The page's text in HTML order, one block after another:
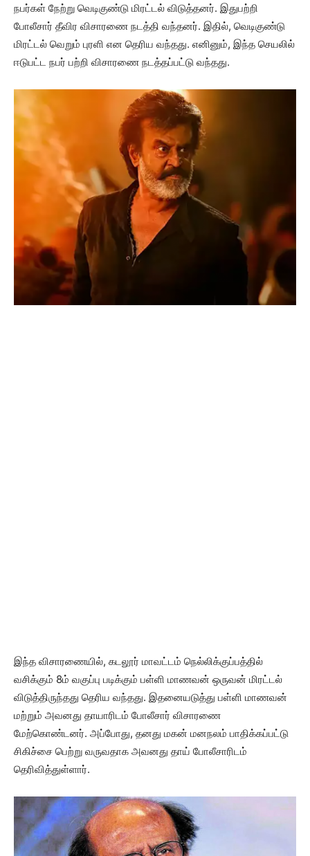
நபர்கள் நேற்று வெடிகுண்டு மிரட்டல் விடுத்தனர். இதுபற்றி
போலீசார் தீவிர விசாரணை நடத்தி வந்தனர். இதில், வெடிகுண்டு
மிரட்டல் வெறும் புரளி என தெரிய வந்தது. எனினும், இந்த செயலில்
ஈடுபட்ட நபர் பற்றி விசாரணை நடத்தப்பட்டு வந்தது.
இந்த விசாரணையில், கடலூர் மாவட்டம் நெல்லிக்குப்பத்தில்
வசிக்கும் 8ம் வகுப்பு படிக்கும் பள்ளி மாணவன் ஒருவன் மிரட்டல்
விடுத்திருந்தது தெரிய வந்தது. இதனையடுத்து பள்ளி மாணவன்
மற்றும் அவனது தாயாரிடம் போலீசார் விசாரணை
மேற்கொண்டனர். அப்போது, தனது மகன் மனநலம் பாதிக்கப்பட்டு
சிகிச்சை பெற்று வருவதாக அவனது தாய் போலீசாரிடம்
தெரிவித்துள்ளார்.